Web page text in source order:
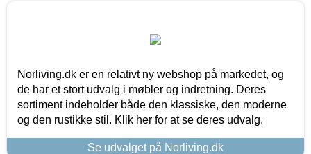
Norliving.dk er en relativt ny webshop på markedet, og
de har et stort udvalg i møbler og indretning. Deres
sortiment indeholder både den klassiske, den moderne
og den rustikke stil. Klik her for at se deres udvalg.
Se udvalget på Norliving.dk